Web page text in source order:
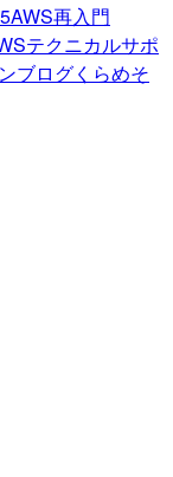
AWS再入門
テクニカルサポ
ブログくらめそ